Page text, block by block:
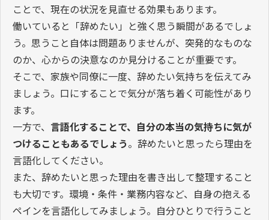
ことで、現在の状況を見直せる効果もあります。
働いていると「辞めたい」と強く思う瞬間があるでしょ
う。思うこと自体は問題ありませんが、突発的なものな
のか、心からの決意なのか見分けることが重要です。
そこで、家族や同僚に一度、辞めたい気持ちを伝えてみ
ましょう。口にすることで気分が落ち着く可能性があり
ます。
一方で、 言語化することで、自分の本当の気持ちに気が
つけることもあるでしょう。辞めたいと思ったら理由を
言語化してください。
また、辞めたいと思った理由を書き出して整理すること
も大切です。環境・条件・業務内容など、自身の抱える
ペインを言語化してみましょう。自分ひとりで行うこと